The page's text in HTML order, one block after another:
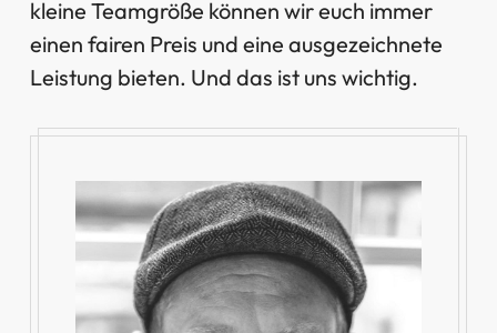
kleine Teamgröße können wir euch immer
einen fairen Preis und eine ausgezeichnete
Leistung bieten. Und das ist uns wichtig.